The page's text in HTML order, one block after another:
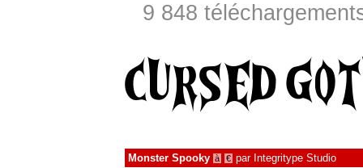
9 848
Monster Spooky à € par Integritype Studio